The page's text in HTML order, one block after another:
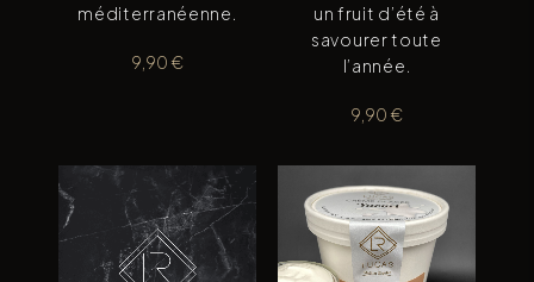
méditerranéenne.
9,90 €
un fruit d’été à
savourer toute
l’année.
9,90 €